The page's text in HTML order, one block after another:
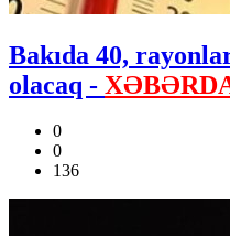
Bakıda 40,
olacaq -
0
0
136